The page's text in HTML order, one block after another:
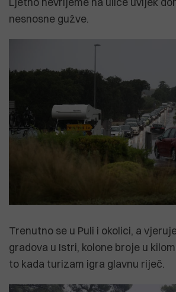
nesnosne gužve.
Trenutno se u Puli i okolici, a
gradova u Istri, kolone broje u
to kada turizam igra glavnu riječ.